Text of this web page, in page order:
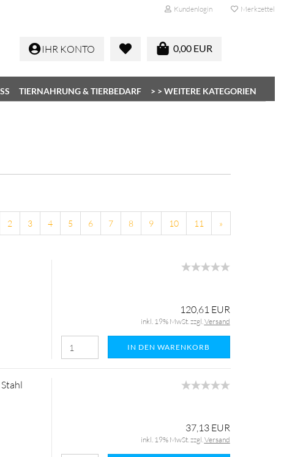
Kundenlogin Merkzettel
0,00 EUR
IHR KONTO
TIERNAHRUNG & TIERBEDARF > > WEITERE KATEGORIEN
2 3 4 5 6 7 8 9 10 11 »
120,61 EUR
inkl. 19% MwSt. zzgl.Versand
IN DEN WARENKORB
37,13 EUR
inkl. 19% MwSt. zzgl.Versand